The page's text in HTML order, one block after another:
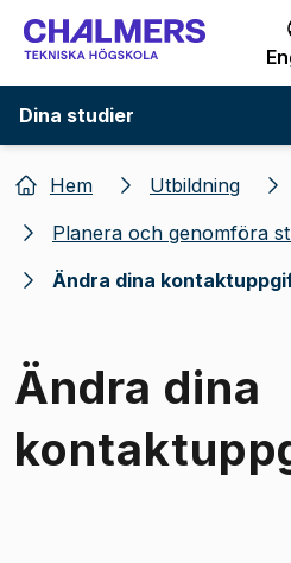
Gå till
Dina studier
Hem Utbildning
Planera och genomföra
Ändra dina
Ändra dina